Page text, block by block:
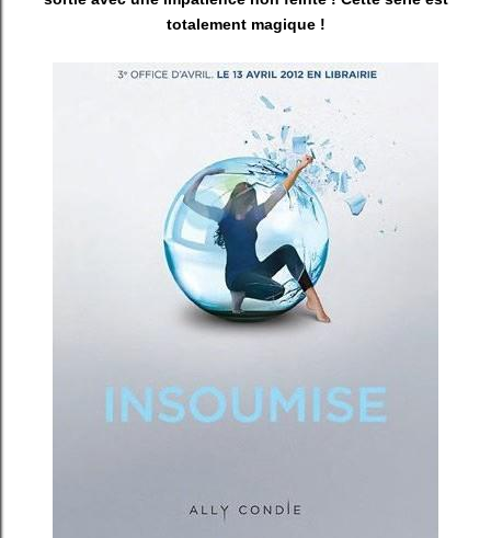
totalement magique !